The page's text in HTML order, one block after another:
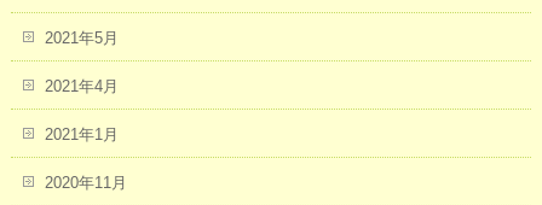
2021年5月
2021年4月
2021年1月
2020年11月